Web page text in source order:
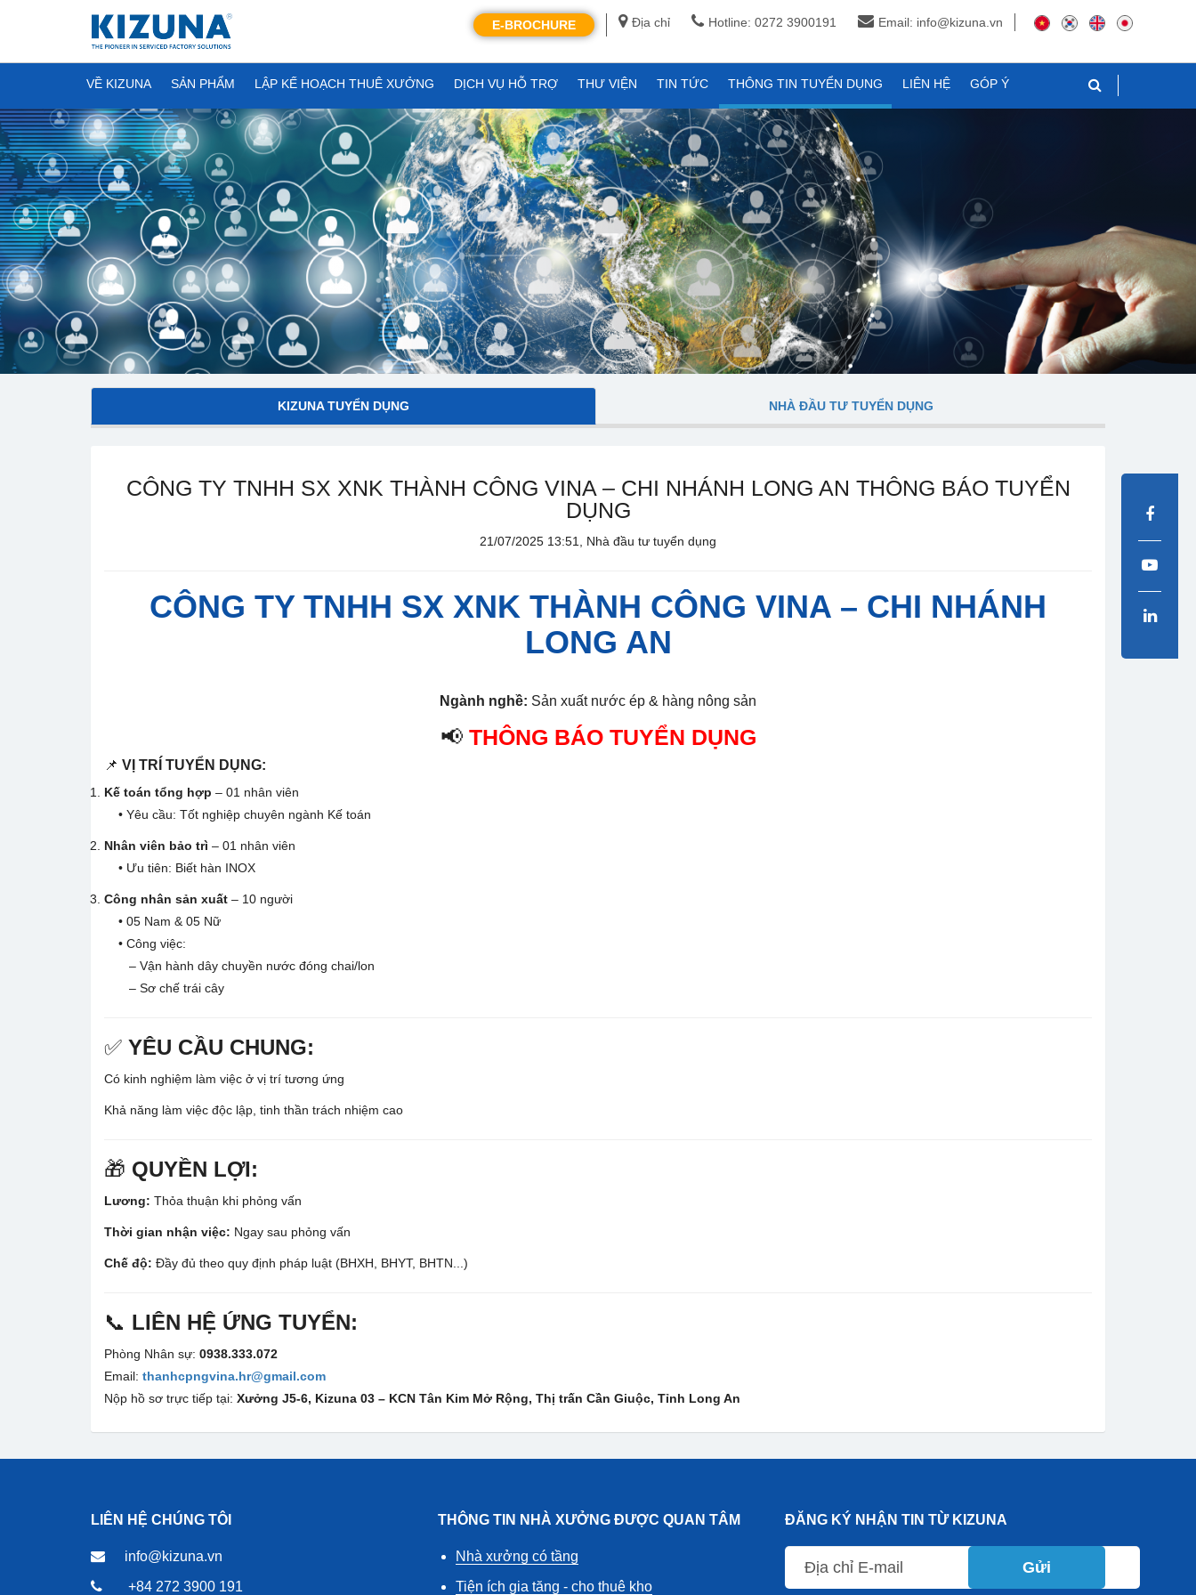
Địa chỉ Hotline: 0272 3900191 Email: info@kizuna.vn
E-BROCHURE
VỀ KIZUNA SẢN PHẨM LẬP KẾ HOẠCH THUÊ XƯỞNG DỊCH VỤ HỖ TRỢ THƯ VIỆN TIN TỨC THÔNG TIN TUYỂN DỤNG LIÊN HỆ GÓP Ý
KIZUNA TUYỂN DỤNG NHÀ ĐẦU TƯ TUYỂN DỤNG
CÔNG TY TNHH SX XNK THÀNH CÔNG VINA – CHI NHÁNH LONG AN THÔNG BÁO TUYỂN
DỤNG
21/07/2025 13:51, Nhà đầu tư tuyển dụng
CÔNG TY TNHH SX XNK THÀNH CÔNG VINA – CHI NHÁNH
LONG AN
Ngành nghề: Sản xuất nước ép & hàng nông sản
📢 THÔNG BÁO TUYỂN DỤNG
📌 VỊ TRÍ TUYỂN DỤNG:
Kế toán tổng hợp – 01 nhân viên
• Yêu cầu: Tốt nghiệp chuyên ngành Kế toán
Nhân viên bảo trì – 01 nhân viên
• Ưu tiên: Biết hàn INOX
Công nhân sản xuất – 10 người
• 05 Nam & 05 Nữ
• Công việc:
– Vận hành dây chuyền nước đóng chai/lon
– Sơ chế trái cây
✅ YÊU CẦU CHUNG:
Có kinh nghiệm làm việc ở vị trí tương ứng
Khả năng làm việc độc lập, tinh thần trách nhiệm cao
🎁 QUYỀN LỢI:
Lương: Thỏa thuận khi phỏng vấn
Thời gian nhận việc: Ngay sau phỏng vấn
Chế độ: Đầy đủ theo quy định pháp luật (BHXH, BHYT, BHTN...)
📞 LIÊN HỆ ỨNG TUYỂN:
Phòng Nhân sự: 0938.333.072
Email: thanhcpngvina.hr@gmail.com
Nộp hồ sơ trực tiếp tại: Xưởng J5-6, Kizuna 03 – KCN Tân Kim Mở Rộng, Thị trấn Cần Giuộc, Tỉnh Long An
LIÊN HỆ CHÚNG TÔI
info@kizuna.vn
+84 272 3900 191
THÔNG TIN NHÀ XƯỞNG ĐƯỢC QUAN TÂM
Nhà xưởng có tầng
Tiện ích gia tăng - cho thuê kho
ĐĂNG KÝ NHẬN TIN TỪ KIZUNA
Gửi